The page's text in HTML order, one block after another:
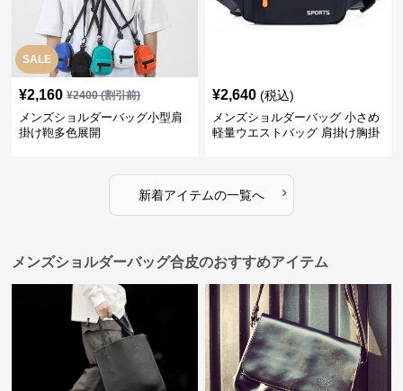
SALE
¥2,160 ¥2400(割引前)
メンズショルダーバッグ小型肩
掛け鞄多色展開
¥2,640 (税込)
メンズショルダーバッグ 小さめ
軽量ウエストバッグ 肩掛け胸掛
新着アイテムの一覧へ ›
メンズショルダーバッグ合皮のおすすめアイテム